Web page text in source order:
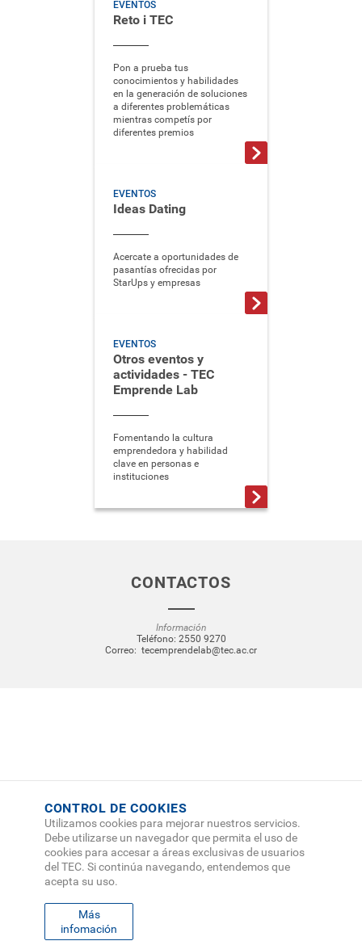
EVENTOS
Reto i TEC
Pon a prueba tus
conocimientos y habilidades
en la generación de soluciones
a diferentes problemáticas
mientras competís por
diferentes premios
EVENTOS
Ideas Dating
Acercate a oportunidades de
pasantías ofrecidas por
StarUps y empresas
EVENTOS
Otros eventos y
actividades - TEC
Emprende Lab
Fomentando la cultura
emprendedora y habilidad
clave en personas e
instituciones
CONTACTOS
Información
Teléfono: 2550 9270
Correo: tecemprendelab@tec.ac.cr
CONTROL DE COOKIES
Utilizamos cookies para mejorar nuestros servicios.
Debe utilizarse un navegador que permita el uso de
cookies para accesar a áreas exclusivas de usuarios
del TEC. Si continúa navegando, entendemos que
acepta su uso.
Más
infomación